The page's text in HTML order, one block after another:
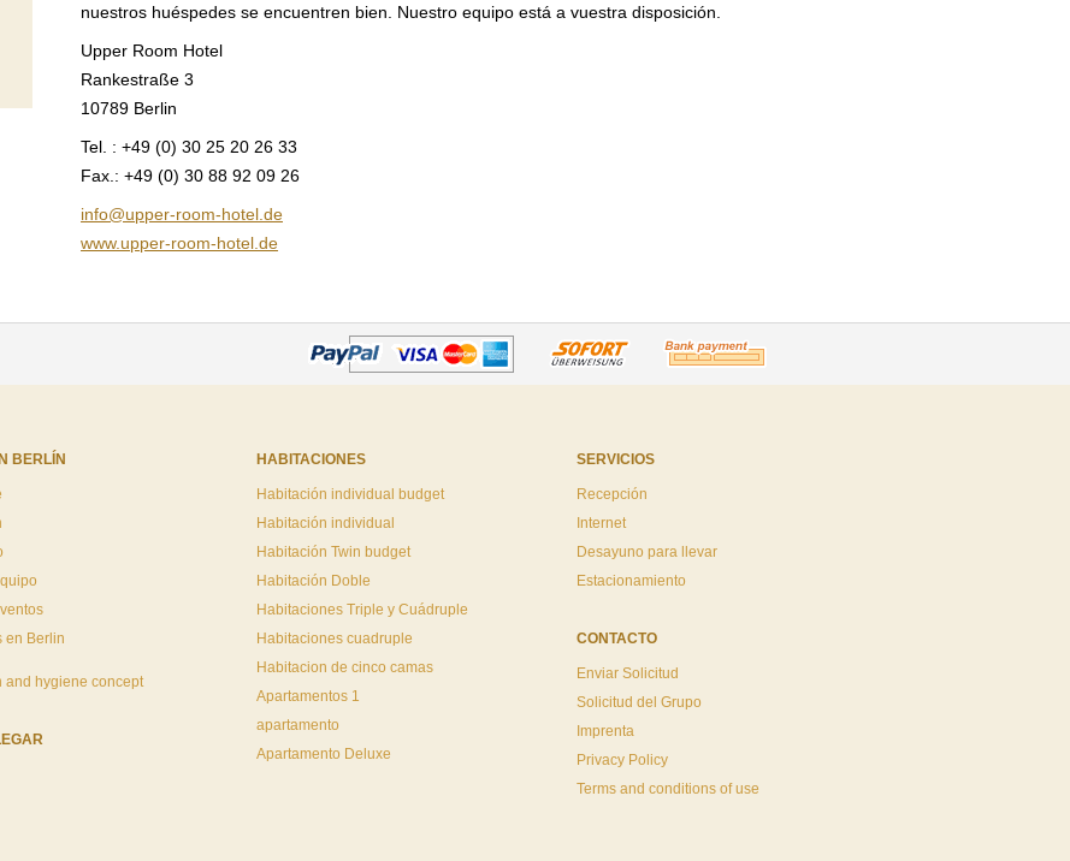
nuestros huéspedes se encuentren bien. Nuestro equipo está a vuestra disposición.
Upper Room Hotel
Rankestraße 3
10789 Berlin
Tel. : +49 (0) 30 25 20 26 33
Fax.: +49 (0) 30 88 92 09 26
info@upper-room-hotel.de
www.upper-room-hotel.de
BERLÍN
en Berlin
and hygiene concept
HABITACIONES
Habitación individual budget
Habitación individual
Habitación Twin budget
Habitación Doble
Habitaciones Triple y Cuádruple
Habitaciones cuadruple
Habitacion de cinco camas
Apartamentos 1
apartamento
Apartamento Deluxe
SERVICIOS
Recepción
Internet
Desayuno para llevar
Estacionamiento
CONTACTO
Enviar Solicitud
Solicitud del Grupo
Imprenta
Privacy Policy
Terms and conditions of use